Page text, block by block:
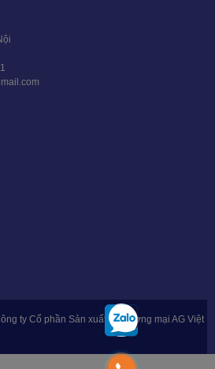
ty Cổ phần Sản xuất & Thương mại AG Việt